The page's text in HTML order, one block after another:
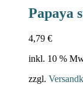
Papaya
4,79 €
inkl. 10 %
zzgl.